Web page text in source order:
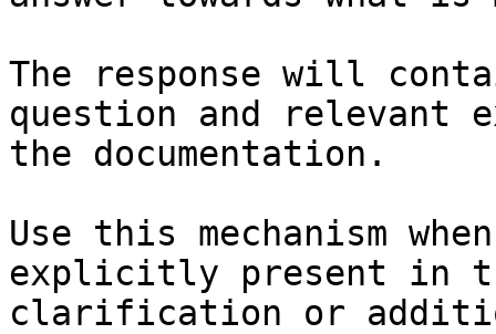
The response will
question and relevant
the documentation.
Use this mechanism
explicitly present in
clarification or